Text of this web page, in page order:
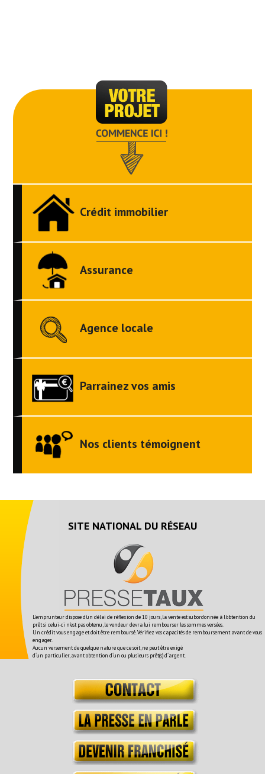
Crédit immobilier
Assurance
Agence locale
Parrainez vos amis
Nos clients témoignent
SITE NATIONAL DU RÉSEAU
L'emprunteur dispose d'un délai de réflexion de 10 jours, la vente est subordonnée à l'obtention du
prêt si celui-ci n'est pas obtenu, le vendeur devra lui rembourser les sommes versées.
Un crédit vous engage et doit être remboursé. Vérifiez vos capacités de remboursement avant de vous
engager.
Aucun versement de quelque nature que ce soit, ne peut être exigé
d´un particulier, avant obtention d´un ou plusieurs prêt(s) d´argent.